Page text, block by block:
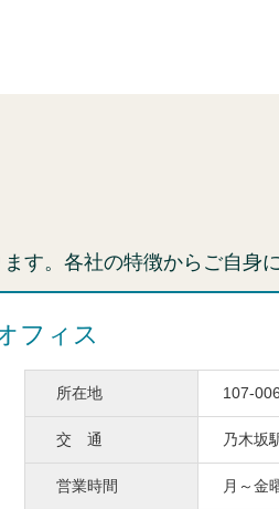
す。各社の特徴からご自身
フィス
所在地 107-
交 通 乃木坂
営業時間 月～金